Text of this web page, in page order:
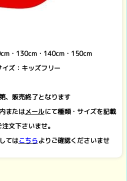
・130cm・140cm・150cm
イズ：キッズフリー
、販売終了となります
またはメールにて種類・サイズを記載
文下さいませ。
てはこちらよりご確認くださいませ